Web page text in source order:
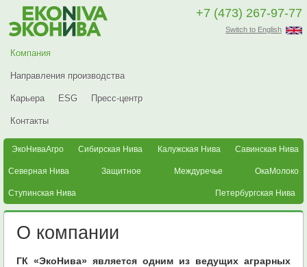
Компания
Направления производства
Карьера ESG Пресс-центр
Контакты
+7 (473) 267-97-77
Switch to English
ЭкоНиваАгро Сибирская Нива Калужская Нива Савинская Нива
Северная Нива Защитное Междуречье ОкаМолоко
Ступинская Нива Петербургская Нива
О компании
ГК «ЭкоНива» является одним из ведущих аграрных